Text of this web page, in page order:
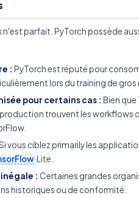
parfait. PyTorch possède
: PyTorch est réputé pour
lors du training de
pour certains cas : Bien que
trouvent les workflows
vous ciblez primarily les
Lite.
: Certaines grandes
historiques ou de conformité.